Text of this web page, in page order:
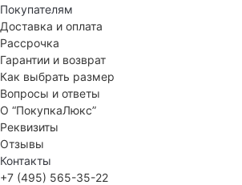
Покупателям
Доставка и оплата
Рассрочка
Гарантии и возврат
Как выбрать размер
Вопросы и ответы
О “ПокупкаЛюкс”
Реквизиты
Отзывы
Контакты
+7 (495) 565-35-22